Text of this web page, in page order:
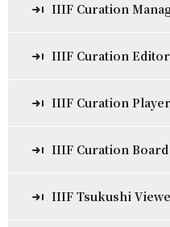
IIIF Curation
IIIF Curation Editor
IIIF Curation Player
IIIF Curation Board
IIIF Tsukushi